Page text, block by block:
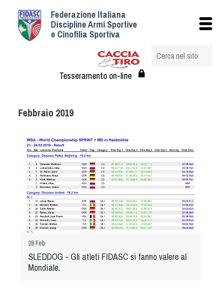
Federazione Italiana
Discipline Armi Sportive
e Cinofilia Sportiva
Tesseramento on-line
Febbraio 2019
28 Feb
SLEDDOG - Gli atleti FIDASC si fanno valere al
Mondiale.
Istituzionale
Struttura
Albo Veterinari federali
Federazione Trasparente
Assicurazione
Convenzioni
Società
Tesserati
Albo Fornitori
Scuole Federali